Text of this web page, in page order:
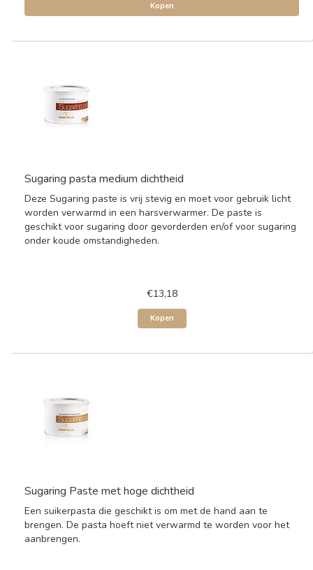
Kopen
Sugaring pasta medium dichtheid
Deze Sugaring paste is vrij stevig en moet voor gebruik licht
worden verwarmd in een harsverwarmer. De paste is
geschikt voor sugaring door gevorderden en/of voor sugaring
onder koude omstandigheden.
€13,18
Kopen
Sugaring Paste met hoge dichtheid
Een suikerpasta die geschikt is om met de hand aan te
brengen. De pasta hoeft niet verwarmd te worden voor het
aanbrengen.